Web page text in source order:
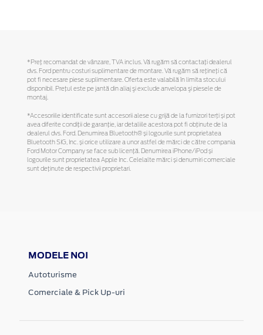
*Preţ recomandat de vânzare, TVA inclus. Vă rugăm să contactaţi dealerul
dvs. Ford pentru costuri suplimentare de montare. Vă rugăm să reţineţi că
pot fi necesare piese suplimentare. Oferta este valabilă în limita stocului
disponibil. Preţul este pe jantă din aliaj şi exclude anvelopa şi piesele de
montaj.
*Accesoriile identificate sunt accesorii alese cu grijă de la furnizori terți și pot
avea diferite condiții de garanție, iar detaliile acestora pot fi obținute de la
dealerul dvs. Ford. Denumirea Bluetooth® și logourile sunt proprietatea
Bluetooth SIG, Inc. și orice utilizare a unor astfel de mărci de către compania
Ford Motor Company se face sub licență. Denumirea iPhone/iPod și
logourile sunt proprietatea Apple Inc. Celelalte mărci și denumiri comerciale
sunt deținute de respectivii proprietari.
MODELE NOI
Autoturisme
Comerciale & Pick Up-uri